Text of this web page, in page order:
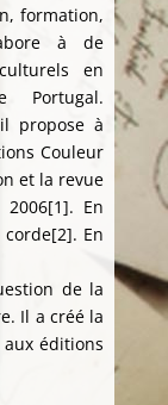
formation,
à de
en
Portugal.
propose à
Couleur
et la revue
En
En
de la
Il a créé la
éditions